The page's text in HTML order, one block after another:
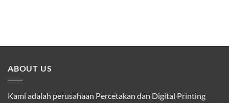
ABOUT US
Kami adalah perusahaan Percetakan dan Digital Printing